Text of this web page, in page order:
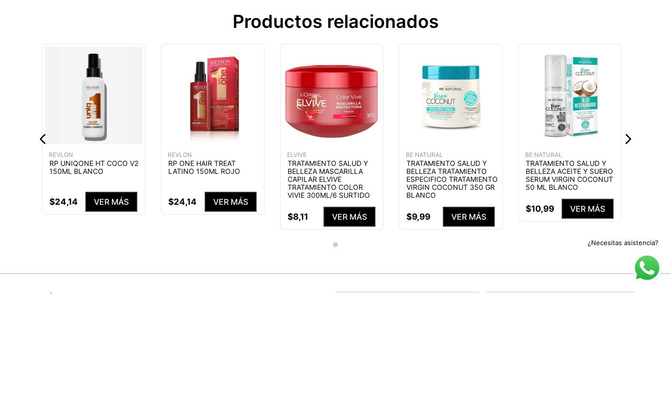
¿Necesitas asistencia?
Productos relacionados
REVLON
RP UNIQONE HT COCO V2
150ML BLANCO
$24,14 VER MÁS
REVLON
RP ONE HAIR TREAT
LATINO 150ML ROJO
$24,14 VER MÁS
ELVIVE
TRATAMIENTO SALUD Y
BELLEZA MASCARILLA
CAPILAR ELVIVE
TRATAMIENTO COLOR
VIVIE 300ML/6 SURTIDO
$8,11 VER MÁS
BE NATURAL
TRATAMIENTO SALUD Y
BELLEZA TRATAMIENTO
ESPECIFICO TRATAMIENTO
VIRGIN COCONUT 350 GR
BLANCO
$9,99 VER MÁS
BE NATURAL
TRATAMIENTO SALUD Y
BELLEZA ACEITE Y SUERO
SERUM VIRGIN COCONUT
50 ML BLANCO
$10,99 VER MÁS